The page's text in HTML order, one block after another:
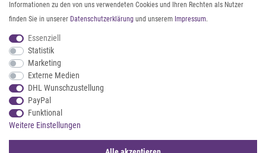
Twitter
Youtube
Threads
Textil- und Material-Guide
Geldbörse richtig organisieren
ZAHLUNG & VERSAND
Informationen zu den von uns verwendeten Cookies und Ihren Rechten als Nutzer
finden Sie in unserer Daten­schutz­erklärung und unserem Impressum.
Essenziell
Statistik
Marketing
Externe Medien
DHL Wunschzustellung
PayPal
Funktional
Weitere Einstellungen